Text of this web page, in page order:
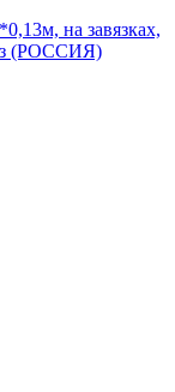
на завязках,
(РОССИЯ)